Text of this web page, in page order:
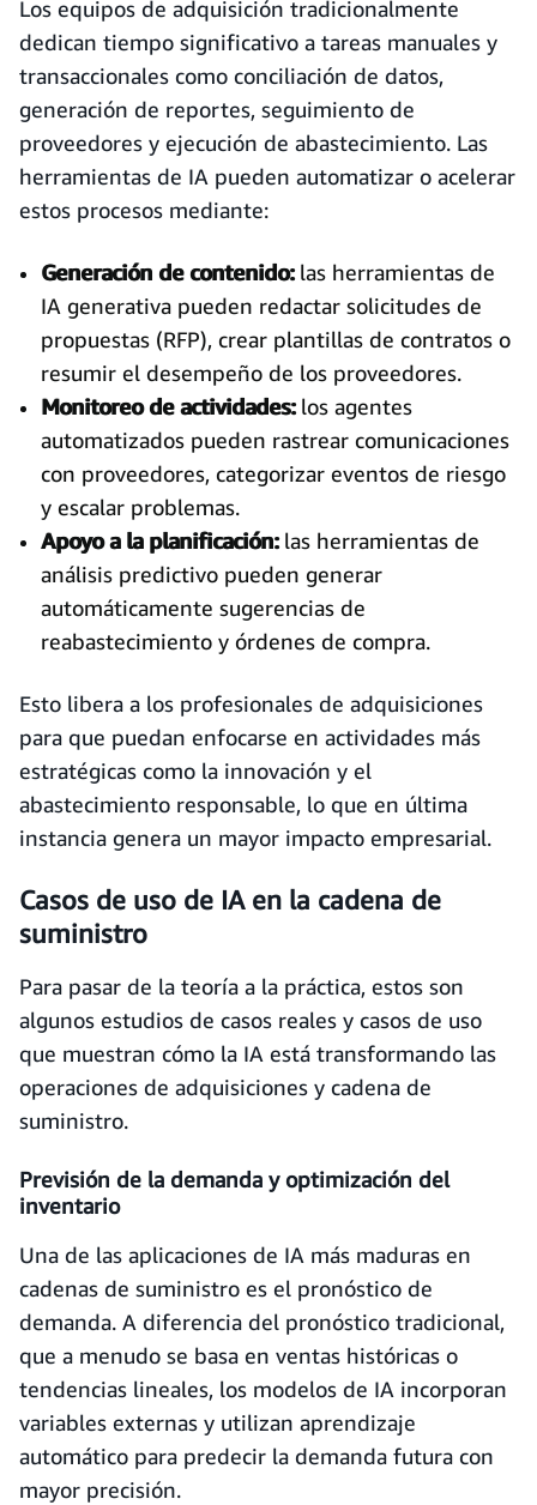
Los equipos de adquisición tradicionalmente
dedican tiempo significativo a tareas manuales y
transaccionales como conciliación de datos,
generación de reportes, seguimiento de
proveedores y ejecución de abastecimiento. Las
herramientas de IA pueden automatizar o acelerar
estos procesos mediante:
Generación de contenido:las herramientas de
IA generativa pueden redactar solicitudes de
propuestas (RFP), crear plantillas de contratos o
resumir el desempeño de los proveedores.
Monitoreo de actividades:los agentes
automatizados pueden rastrear comunicaciones
con proveedores, categorizar eventos de riesgo
y escalar problemas.
Apoyo a la planificación:las herramientas de
análisis predictivo pueden generar
automáticamente sugerencias de
reabastecimiento y órdenes de compra.
Esto libera a los profesionales de adquisiciones
para que puedan enfocarse en actividades más
estratégicas como la innovación y el
abastecimiento responsable, lo que en última
instancia genera un mayor impacto empresarial.
Casos de uso de IA en la cadena de
suministro
Para pasar de la teoría a la práctica, estos son
algunos estudios de casos reales y casos de uso
que muestran cómo la IA está transformando las
operaciones de adquisiciones y cadena de
suministro.
Previsión de la demanda y optimización del
inventario
Una de las aplicaciones de IA más maduras en
cadenas de suministro es el pronóstico de
demanda. A diferencia del pronóstico tradicional,
que a menudo se basa en ventas históricas o
tendencias lineales, los modelos de IA incorporan
variables externas y utilizan aprendizaje
automático para predecir la demanda futura con
mayor precisión.